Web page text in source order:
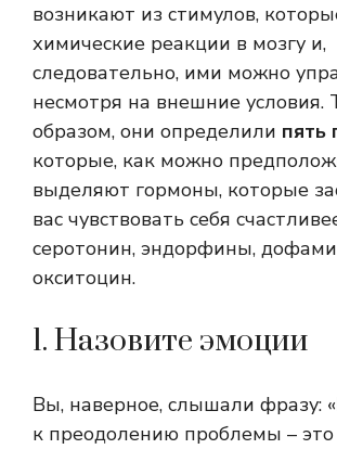
возникают из стимулов,
химические реакции в мозгу и,
следовательно, ими можно
несмотря на внешние условия.
образом, они определили пять
которые, как можно
выделяют гормоны, которые
вас чувствовать себя
серотонин, эндорфины,
окситоцин.
1. Назовите эмоции
Вы, наверное, слышали фразу:
к преодолению проблемы – это